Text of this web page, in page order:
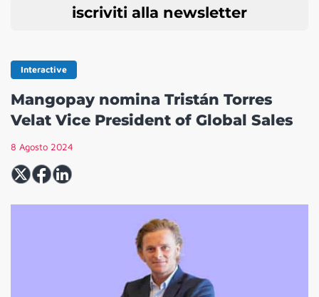
iscriviti alla newsletter
Interactive
Mangopay nomina Tristán Torres
Velat Vice President of Global Sales
8 Agosto 2024